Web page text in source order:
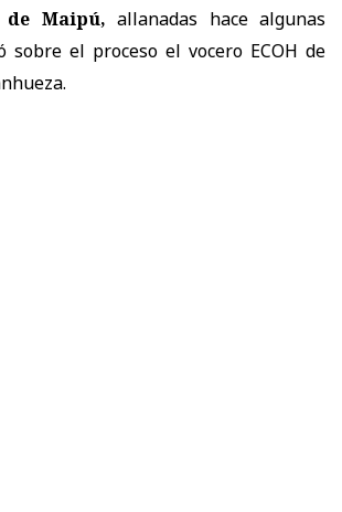
de Maipú, allanadas hace algunas
sobre el proceso el vocero ECOH de